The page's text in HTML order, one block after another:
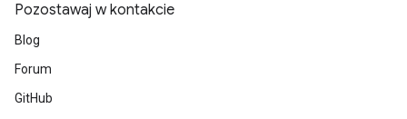
Pozostawaj w kontakcie
Blog
Forum
GitHub